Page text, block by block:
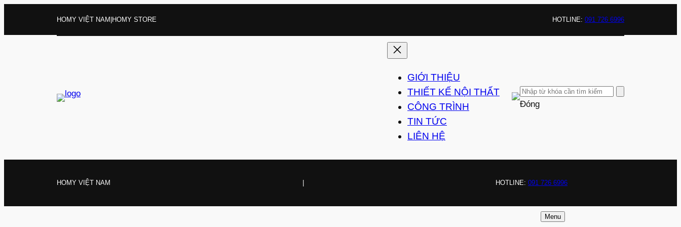
phần
HOMY VIỆT NAM HOMY STORE HOTLINE: 091 726 6996
GIỚI THIỆU
THIẾT KẾ NỘI THẤT
CÔNG TRÌNH
TIN TỨC
LIÊN HỆ
Đóng
HOMY VIỆT NAM HOTLINE: 091 726 6996
Menu